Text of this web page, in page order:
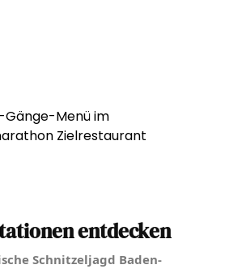
entdecken
Schnitzeljagd Baden-